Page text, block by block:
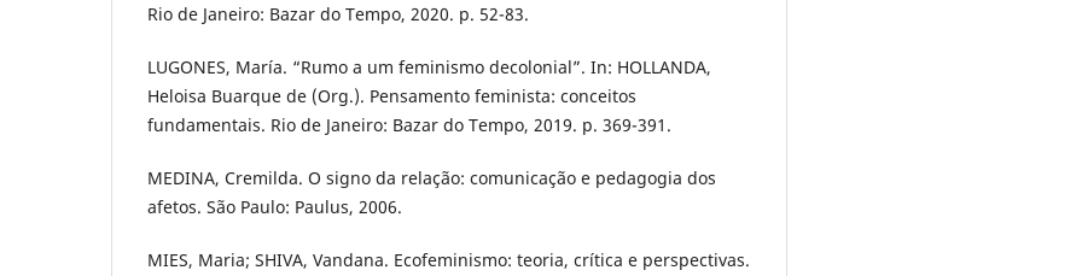
Rio de Janeiro: Bazar do Tempo, 2020. p. 52-83.
LUGONES, María. “Rumo a um feminismo decolonial”. In: HOLLANDA,
Heloisa Buarque de (Org.). Pensamento feminista: conceitos
fundamentais. Rio de Janeiro: Bazar do Tempo, 2019. p. 369-391.
MEDINA, Cremilda. O signo da relação: comunicação e pedagogia dos
afetos. São Paulo: Paulus, 2006.
MIES, Maria; SHIVA, Vandana. Ecofeminismo: teoria, crítica e perspectivas.